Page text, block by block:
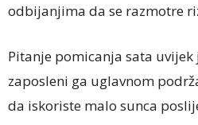
odbijanjima da se razmotre
Pitanje pomicanja sata uvijek
zaposleni ga uglavnom
da iskoriste malo sunca